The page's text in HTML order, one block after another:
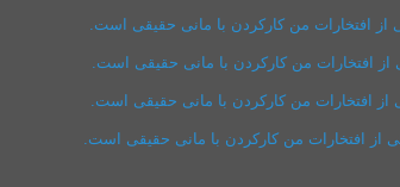
افتخارات من کارکردن با مانی حقیقی است.
افتخارات من کارکردن با مانی حقیقی است.
افتخارات من کارکردن با مانی حقیقی است.
از افتخارات من کارکردن با مانی حقیقی است.